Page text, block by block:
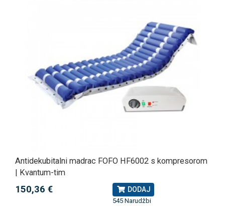
Antidekubitalni madrac FOFO HF6002 s kompresorom
| Kvantum-tim
150,36 € DODAJ
545 Narudžbi